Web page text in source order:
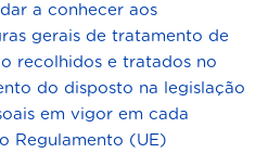
a conhecer aos
gerais de tratamento de
recolhidos e tratados no
do disposto na legislação
em vigor em cada
Regulamento (UE)